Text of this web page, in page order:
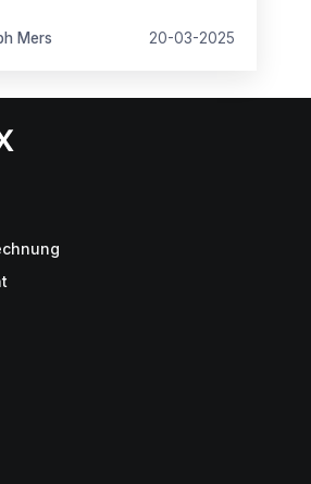
Antworten gibt es hier.
Mers 20-03-2025